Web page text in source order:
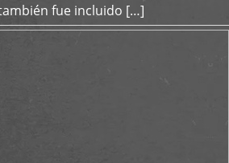
fue incluido […]